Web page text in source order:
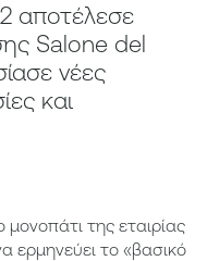
αποτέλεσε
Salone del
νέες
και
μονοπάτι της εταιρίας
ερμηνεύει το «βασικό